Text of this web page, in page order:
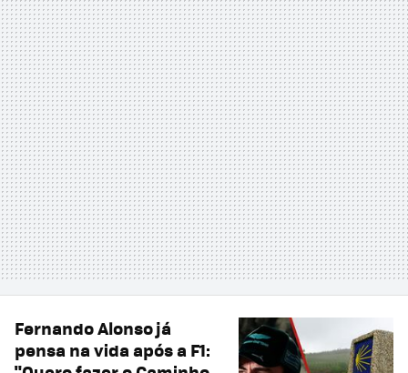
Fernando Alonso já
pensa na vida após a F1: